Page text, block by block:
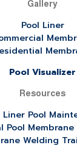
Gallery
Pool Liner
Pool Visualizer
Resources
Liner Pool
Pool
Welding